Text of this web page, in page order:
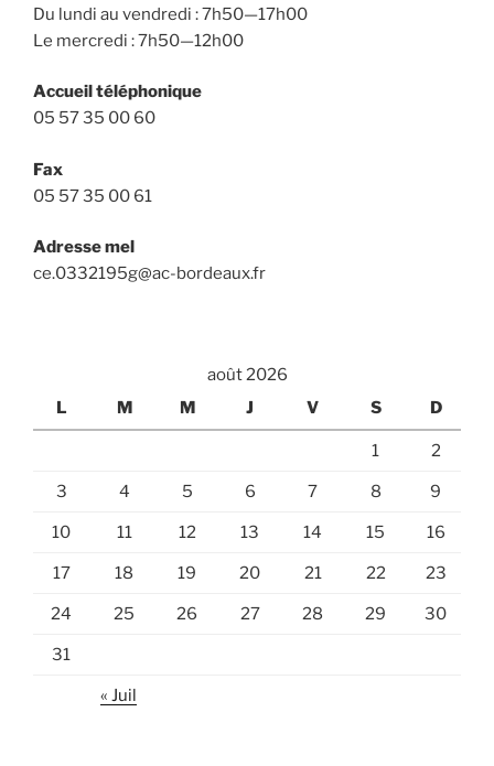
Du lundi au vendredi : 7h50—17h00
Le mercredi : 7h50—12h00
Accueil téléphonique
05 57 35 00 60
Fax
05 57 35 00 61
Adresse mel
ce.0332195g@ac-bordeaux.fr
août 2026
L
M M J V S D
1 2
3 4 5 6 7 8 9
10 11 12 13 14 15 16
17 18 19 20 21 22 23
24 25 26 27 28 29 30
31
« Juil